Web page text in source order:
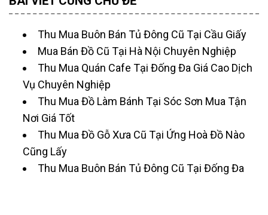
Thu Mua Buôn Bán Tủ Đông Cũ Tại Cầu Giấy
Mua Bán Đồ Cũ Tại Hà Nội Chuyên Nghiệp
Thu Mua Quán Cafe Tại Đống Đa Giá Cao Dịch
Vụ Chuyên Nghiệp
Thu Mua Đồ Làm Bánh Tại Sóc Sơn Mua Tận
Nơi Giá Tốt
Thu Mua Đồ Gỗ Xưa Cũ Tại Ứng Hoà Đồ Nào
Cũng Lấy
Thu Mua Buôn Bán Tủ Đông Cũ Tại Đống Đa